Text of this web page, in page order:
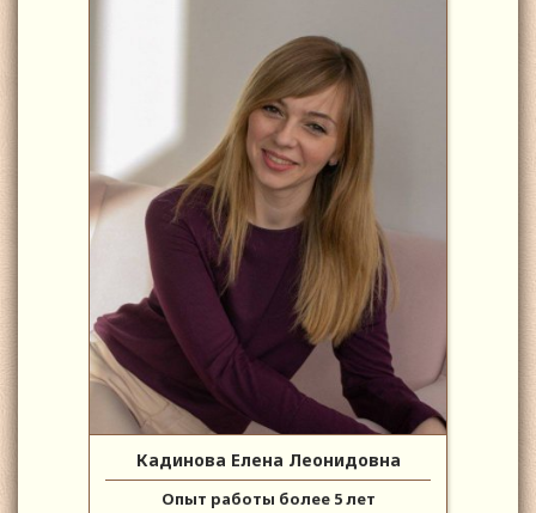
Кадинова Елена Леонидовна
Опыт работы более 5 лет